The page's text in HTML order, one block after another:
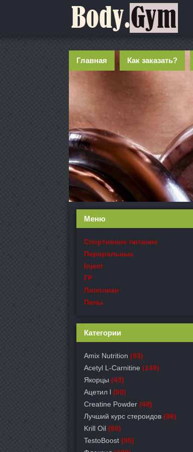
Главная Как заказать?
Меню
Спортивное питание
Пероральные
Inject
ГР
Липолики
Пепы
Категории
Amix Nutrition (83)
Acetyl L-Carnitine (149)
Якорцы (43)
Ацетил l (80)
Creatine Powder (48)
Лучший курс стероидов (96)
Krill Oil (60)
TestoBoost (95)